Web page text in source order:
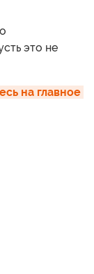
это не
на главное